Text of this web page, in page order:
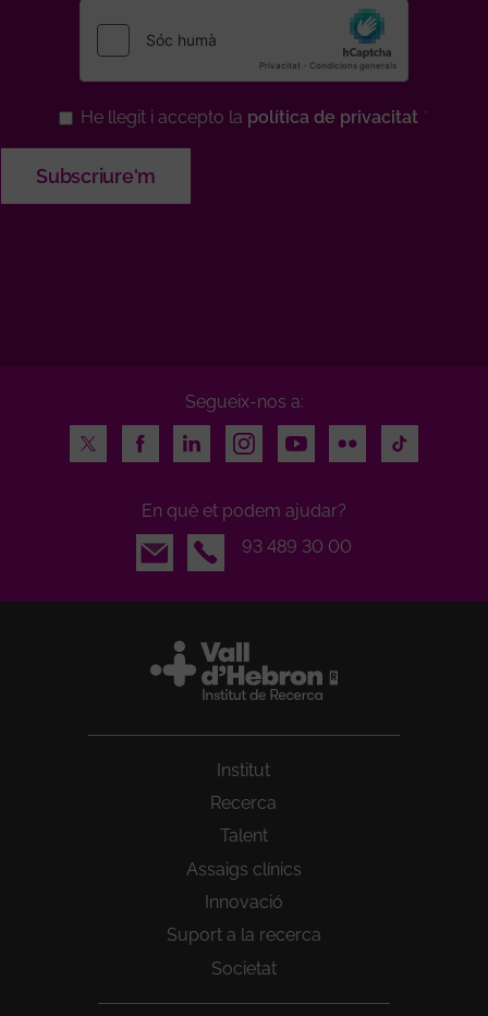
He llegit i accepto la política de privacitat
Segueix-nos a:
Twitter
FacebookLinkedInInstagramYoutubeFlickr TikTok
En què et podem ajudar?
Email
93 489 30 00
Institut
Recerca
Talent
Assaigs clínics
Innovació
Suport a la recerca
Societat